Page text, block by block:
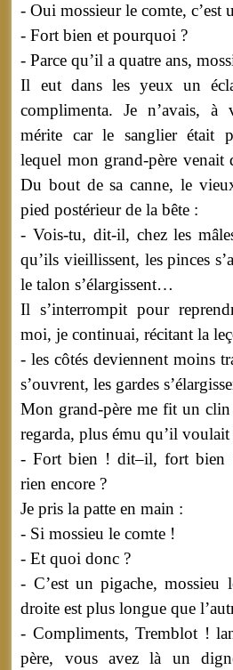
- Oui mossieur le comte, c’est
- Fort bien et pourquoi ?
- Parce qu’il a quatre ans,
Il eut dans les yeux un
complimenta. Je n’avais,
mérite car le sanglier était
lequel mon grand-père venait
Du bout de sa canne, le
pied postérieur de la bête :
- Vois-tu, dit-il, chez les
qu’ils vieillissent, les pinces
le talon s’élargissent…
Il s’interrompit pour
moi, je continuai, récitant la
- les côtés deviennent moins
s’ouvrent, les gardes
Mon grand-père me fit un
regarda, plus ému qu’il voulait
- Fort bien ! dit–il, fort bien
rien encore ?
Je pris la patte en main :
- Si mossieu le comte !
- Et quoi donc ?
- C’est un pigache, mossieu
droite est plus longue que
- Compliments, Tremblot !
père, vous avez là un